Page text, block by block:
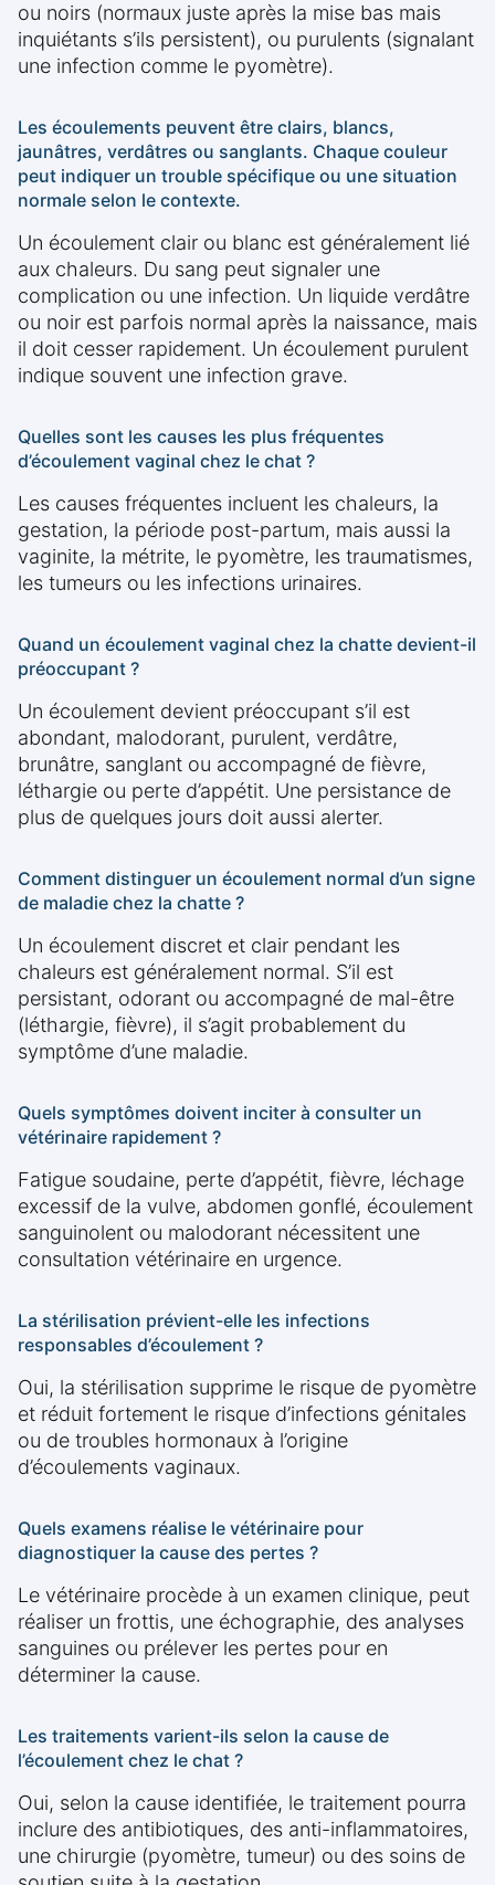
ou noirs (normaux juste après la mise bas mais
inquiétants s’ils persistent), ou purulents (signalant
une infection comme le pyomètre).
Les écoulements peuvent être clairs, blancs,
jaunâtres, verdâtres ou sanglants. Chaque couleur
peut indiquer un trouble spécifique ou une situation
normale selon le contexte.
Un écoulement clair ou blanc est généralement lié
aux chaleurs. Du sang peut signaler une
complication ou une infection. Un liquide verdâtre
ou noir est parfois normal après la naissance, mais
il doit cesser rapidement. Un écoulement purulent
indique souvent une infection grave.
Quelles sont les causes les plus fréquentes
d’écoulement vaginal chez le chat ?
Les causes fréquentes incluent les chaleurs, la
gestation, la période post-partum, mais aussi la
vaginite, la métrite, le pyomètre, les traumatismes,
les tumeurs ou les infections urinaires.
Quand un écoulement vaginal chez la chatte devient-il
préoccupant ?
Un écoulement devient préoccupant s’il est
abondant, malodorant, purulent, verdâtre,
brunâtre, sanglant ou accompagné de fièvre,
léthargie ou perte d’appétit. Une persistance de
plus de quelques jours doit aussi alerter.
Comment distinguer un écoulement normal d’un signe
de maladie chez la chatte ?
Un écoulement discret et clair pendant les
chaleurs est généralement normal. S’il est
persistant, odorant ou accompagné de mal-être
(léthargie, fièvre), il s’agit probablement du
symptôme d’une maladie.
Quels symptômes doivent inciter à consulter un
vétérinaire rapidement ?
Fatigue soudaine, perte d’appétit, fièvre, léchage
excessif de la vulve, abdomen gonflé, écoulement
sanguinolent ou malodorant nécessitent une
consultation vétérinaire en urgence.
La stérilisation prévient-elle les infections
responsables d’écoulement ?
Oui, la stérilisation supprime le risque de pyomètre
et réduit fortement le risque d’infections génitales
ou de troubles hormonaux à l’origine
d’écoulements vaginaux.
Quels examens réalise le vétérinaire pour
diagnostiquer la cause des pertes ?
Le vétérinaire procède à un examen clinique, peut
réaliser un frottis, une échographie, des analyses
sanguines ou prélever les pertes pour en
déterminer la cause.
Les traitements varient-ils selon la cause de
l’écoulement chez le chat ?
Oui, selon la cause identifiée, le traitement pourra
inclure des antibiotiques, des anti-inflammatoires,
une chirurgie (pyomètre, tumeur) ou des soins de